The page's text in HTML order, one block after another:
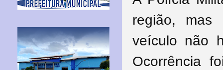
região, mas
veículo não
Ocorrência